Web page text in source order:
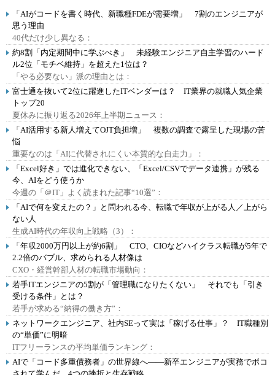
「AIがコードを書く時代、新職種FDEが需要増」 7割のエンジニアが
思う理由
40代だけ少し異なる：
約8割「内定期間中に学ぶべき」 未経験エンジニア自主学習のハード
ル2位「モチベ維持」を超えた1位は？
「やる必要ない」派の理由とは：
富士通を抜いて2位に躍進したITベンダーは？ IT業界の就職人気企業
トップ20
夏休みに振り返る2026年上半期ニュース：
「AI活用する新人増えてOJT負担増」 複数の調査で露呈した現場の苦
悩
重要なのは「AIに代替されにくい本質的な自走力」：
「Excel好き」では進化できない、「Excel/CSVでデータ連携」が残る
今、AIをどう使うか
今週の「＠IT」よく読まれた記事“10選”：
「AIで何を変えたの？」と問われる今、転職で年収が上がる人／上がら
ない人
生成AI時代の年収向上戦略（3）：
「年収2000万円以上が約6割」 CTO、CIOなどハイクラス転職が5年で
2.2倍のバブル、求められる人材像は
CXO・経営幹部人材の転職市場動向：
若手ITエンジニアの5割が「管理職になりたくない」 それでも「引き
受ける条件」とは？
若手が求める“納得の働き方”：
ネットワークエンジニア、社内SEって実は「稼げる仕事」？ IT職種別
の“単価”に明暗
ITフリーランスの平均単価ランキング：
AIで「コード多重債務者」の世界線へ――新卒エンジニアが実務でボコ